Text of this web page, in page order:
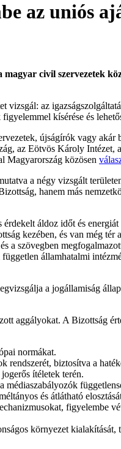
az uniós
civil szervezetek
az
kísérése és
újságírók vagy akár
az Eötvös Károly
Magyarország közösen
a négy vizsgált
hanem más
áldoz időt és
kezében, és van még tér
a szövegben
államhatalmi
a jogállamiság
aggályokat. A Bizottság
normákat.
biztosítva a
ítéletek terén.
és átlátható
figyelembe
környezet